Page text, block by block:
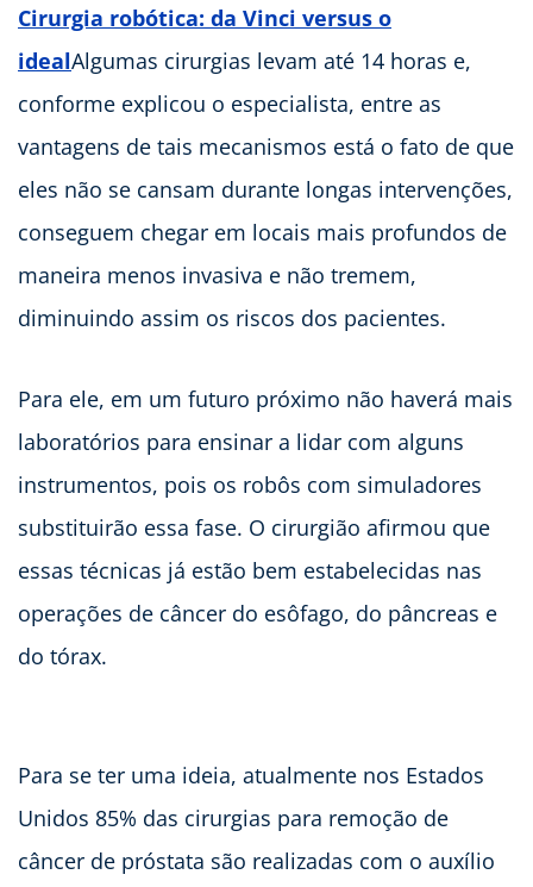
Cirurgia robótica: da Vinci versus o
idealAlgumas cirurgias levam até 14 horas e,
conforme explicou o especialista, entre as
vantagens de tais mecanismos está o fato de que
eles não se cansam durante longas intervenções,
conseguem chegar em locais mais profundos de
maneira menos invasiva e não tremem,
diminuindo assim os riscos dos pacientes.
Para ele, em um futuro próximo não haverá mais
laboratórios para ensinar a lidar com alguns
instrumentos, pois os robôs com simuladores
substituirão essa fase. O cirurgião afirmou que
essas técnicas já estão bem estabelecidas nas
operações de câncer do esôfago, do pâncreas e
do tórax.
Para se ter uma ideia, atualmente nos Estados
Unidos 85% das cirurgias para remoção de
câncer de próstata são realizadas com o auxílio